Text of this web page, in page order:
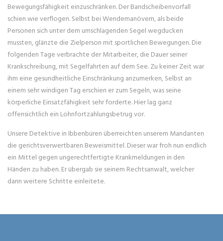
Bewegungsfähigkeit einzuschränken. Der Bandscheibenvorfall
schien wie verflogen. Selbst bei Wendemanövern, als beide
Personen sich unter dem umschlagenden Segel wegducken
mussten, glänzte die Zielperson mit sportlichen Bewegungen. Die
folgenden Tage verbrachte der Mitarbeiter, die Dauer seiner
Krankschreibung, mit Segelfahrten auf dem See. Zu keiner Zeit war
ihm eine gesundheitliche Einschränkung anzumerken, Selbst an
einem sehr windigen Tag erschien er zum Segeln, was seine
körperliche Einsatzfähigkeit sehr forderte. Hier lag ganz
offensichtlich ein Lohnfortzahlungsbetrug vor.
Unsere Detektive in Ibbenbüren überreichten unserem Mandanten
die gerichtsverwertbaren Beweismittel. Dieser war froh nun endlich
ein Mittel gegen ungerechtfertigte Krankmeldungen in den
Händen zu haben. Er übergab sie seinem Rechtsanwalt, welcher
dann weitere Schritte einleitete.